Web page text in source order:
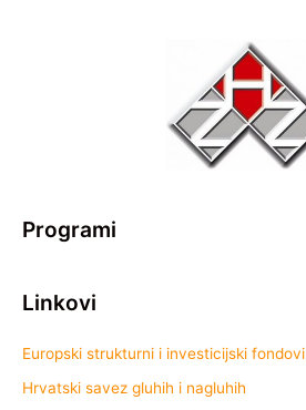
Programi
Linkovi
Europski strukturni i investicijski fondovi
Hrvatski savez gluhih i nagluhih